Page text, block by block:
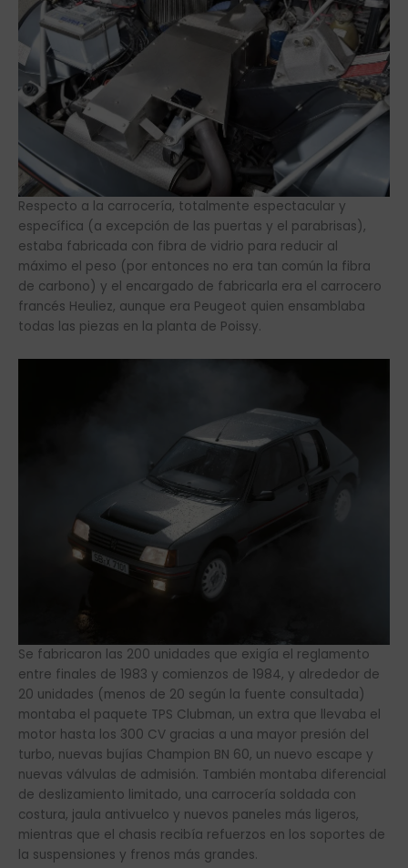
Respecto a la carrocería, totalmente espectacular y
específica (a excepción de las puertas y el parabrisas),
estaba fabricada con fibra de vidrio para reducir al
máximo el peso (por entonces no era tan común la fibra
de carbono) y el encargado de fabricarla era el carrocero
francés Heuliez, aunque era Peugeot quien ensamblaba
todas las piezas en la planta de Poissy.
Se fabricaron las 200 unidades que exigía el reglamento
entre finales de 1983 y comienzos de 1984, y alrededor de
20 unidades (menos de 20 según la fuente consultada)
montaba el paquete TPS Clubman, un extra que llevaba el
motor hasta los 300 CV gracias a una mayor presión del
turbo, nuevas bujías Champion BN 60, un nuevo escape y
nuevas válvulas de admisión. También montaba diferencial
de deslizamiento limitado, una carrocería soldada con
costura, jaula antivuelco y nuevos paneles más ligeros,
mientras que el chasis recibía refuerzos en los soportes de
la suspensiones y frenos más grandes.